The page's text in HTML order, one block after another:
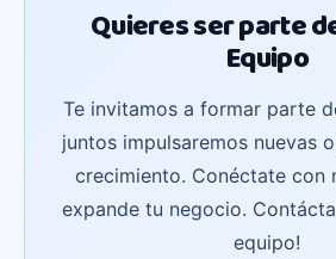
Quieres ser parte
Equipo
Te invitamos a formar parte
juntos impulsaremos nuevas
crecimiento. Conéctate con
expande tu negocio.
equipo!